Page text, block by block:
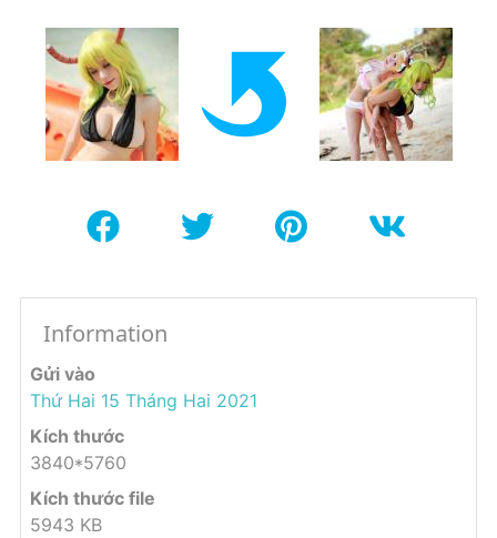
Information
Gửi vào
Thứ Hai 15 Tháng Hai 2021
Kích thước
3840*5760
Kích thước file
5943 KB